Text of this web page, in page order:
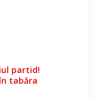
partid!
tabăra